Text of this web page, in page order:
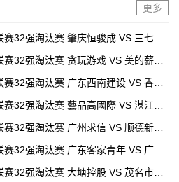
更多
32强淘汰赛 肇庆恒骏成 VS 三七互
32强淘汰赛 贪玩游戏 VS 美的薪火
32强淘汰赛 广东西南建设 VS 香港
32强淘汰赛 藝品高國際 VS 湛江狂
32强淘汰赛 广州求信 VS 顺德新青
32强淘汰赛 广东客家青年 VS 广州
32强淘汰赛 大塘控股 VS 茂名市点